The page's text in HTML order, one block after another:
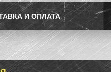
И ОПЛАТА